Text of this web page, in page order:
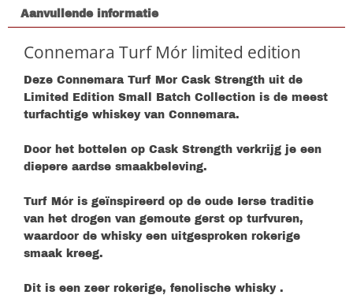
Aanvullende informatie
Connemara Turf Mór limited edition
Deze Connemara Turf Mor Cask Strength uit de
Limited Edition Small Batch Collection is de meest
turfachtige whiskey van Connemara.
Door het bottelen op Cask Strength verkrijg je een
diepere aardse smaakbeleving.
Turf Mór is geïnspireerd op de oude Ierse traditie
van het drogen van gemoute gerst op turfvuren,
waardoor de whisky een uitgesproken rokerige
smaak kreeg.
Dit is een zeer rokerige, fenolische whisky .